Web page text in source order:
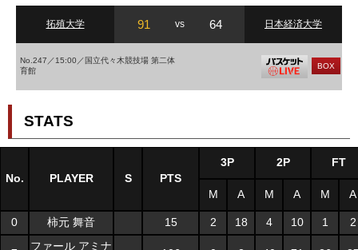
拓殖大学 91 vs 64 日本経済大学
No.247／15:00／国立代々木競技場 第二体
育館
BOX
STATS
No. PLAYER S PTS
3P 2P FT
M A M A M A
0 柿元 舞音 15 2 18 4 10 1 2
ファール アミナ